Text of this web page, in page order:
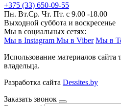
+375 (33) 650-09-55
Пн. Вт.Ср. Чт. Пт. с 9.00 -18.00
Выходной суббота и воскресенье
Мы в социальных сетях:
Мы в Instagram Мы в Viber Мы в
Использование материалов сайта
владельца.
Разработка сайта Dessites.by
Заказать звонок